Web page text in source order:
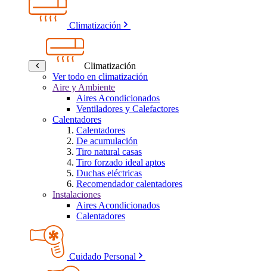
Climatización
Climatización
Ver todo en climatización
Aire y Ambiente
Aires Acondicionados
Ventiladores y Calefactores
Calentadores
Calentadores
De acumulación
Tiro natural casas
Tiro forzado ideal aptos
Duchas eléctricas
Recomendador calentadores
Instalaciones
Aires Acondicionados
Calentadores
Cuidado Personal